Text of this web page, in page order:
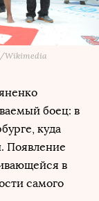
/Wikimedia
боец: в
куда
Появление
в
самого